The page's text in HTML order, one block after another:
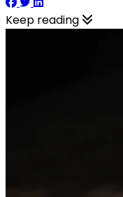
Keep reading